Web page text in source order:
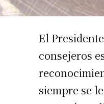
El
consejeros
siempre se